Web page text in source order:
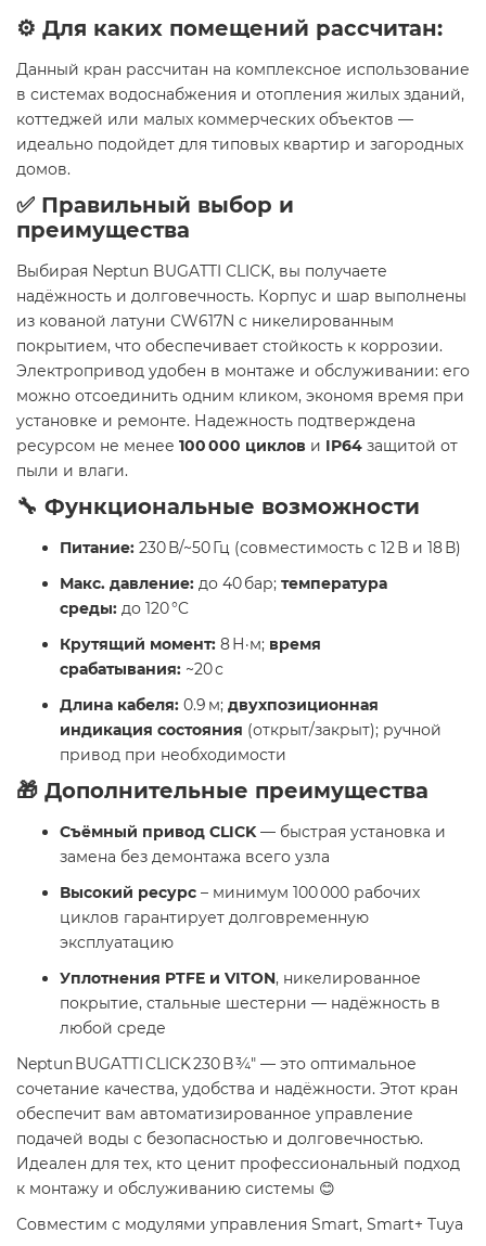
⚙️ Для каких помещений рассчитан:
Данный кран рассчитан на комплексное использование
в системах водоснабжения и отопления жилых зданий,
коттеджей или малых коммерческих объектов —
идеально подойдет для типовых квартир и загородных
домов.
✅ Правильный выбор и
преимущества
Выбирая Neptun BUGATTI CLICK, вы получаете
надёжность и долговечность. Корпус и шар выполнены
из кованой латуни CW617N с никелированным
покрытием, что обеспечивает стойкость к коррозии.
Электропривод удобен в монтаже и обслуживании: его
можно отсоединить одним кликом, экономя время при
установке и ремонте. Надежность подтверждена
ресурсом не менее 100 000 циклов и IP64 защитой от
пыли и влаги.
🔧 Функциональные возможности
Питание: 230 В/~50 Гц (совместимость с 12 В и 18 В)
Макс. давление: до 40 бар; температура
среды: до 120 °C
Крутящий момент: 8 Н·м; время
срабатывания: ~20 с
Длина кабеля: 0.9 м; двухпозиционная
индикация состояния (открыт/закрыт); ручной
привод при необходимости
🎁 Дополнительные преимущества
Съёмный привод CLICK— быстрая установка и
замена без демонтажа всего узла
Высокий ресурс – минимум 100 000 рабочих
циклов гарантирует долговременную
эксплуатацию
Уплотнения PTFE и VITON, никелированное
покрытие, стальные шестерни — надёжность в
любой среде
Neptun BUGATTI CLICK 230 В ¾" — это оптимальное
сочетание качества, удобства и надёжности. Этот кран
обеспечит вам автоматизированное управление
подачей воды с безопасностью и долговечностью.
Идеален для тех, кто ценит профессиональный подход
к монтажу и обслуживанию системы 😊
Совместим с модулями управления Smart, Smart+ Tuya